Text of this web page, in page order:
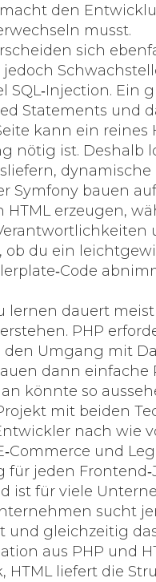
den
musst.
sich
jedoch
Ein
Statements und
kann ein reines
nötig ist. Deshalb
Symfony bauen
erzeugen,
du ein
lernen dauert
PHP
Umgang mit
dann einfache
könnte so
mit beiden
nach wie
und
jeden
ist für viele
sucht
und gleichzeitig
aus PHP und
liefert die